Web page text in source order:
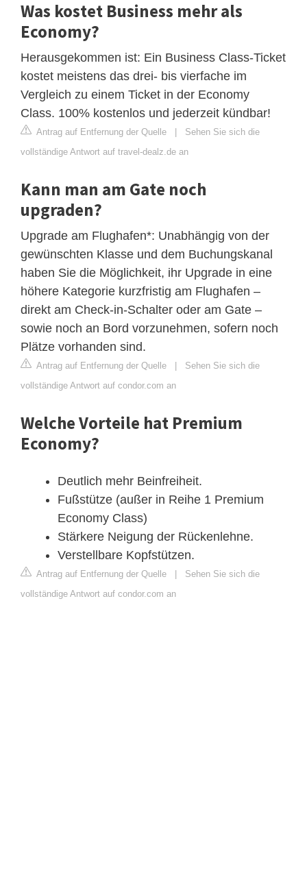
Was kostet Business mehr als
Economy?
Herausgekommen ist: Ein Business Class-Ticket
kostet meistens das drei- bis vierfache im
Vergleich zu einem Ticket in der Economy
Class. 100% kostenlos und jederzeit kündbar!
Antrag auf Entfernung der Quelle | Sehen Sie sich die
vollständige Antwort auf travel-dealz.de an
Kann man am Gate noch
upgraden?
Upgrade am Flughafen*: Unabhängig von der
gewünschten Klasse und dem Buchungskanal
haben Sie die Möglichkeit, ihr Upgrade in eine
höhere Kategorie kurzfristig am Flughafen –
direkt am Check-in-Schalter oder am Gate –
sowie noch an Bord vorzunehmen, sofern noch
Plätze vorhanden sind.
Antrag auf Entfernung der Quelle | Sehen Sie sich die
vollständige Antwort auf condor.com an
Welche Vorteile hat Premium
Economy?
Deutlich mehr Beinfreiheit.
Fußstütze (außer in Reihe 1 Premium
Economy Class)
Stärkere Neigung der Rückenlehne.
Verstellbare Kopfstützen.
Antrag auf Entfernung der Quelle | Sehen Sie sich die
vollständige Antwort auf condor.com an